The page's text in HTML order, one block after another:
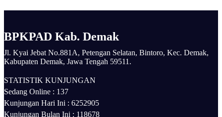
BPKPAD Kab. Demak
Jl. Kyai Jebat No.881A, Petengan Selatan, Bintoro, Kec. Demak,
Kabupaten Demak, Jawa Tengah 59511.
STATISTIK KUNJUNGAN
Sedang Online : 137
Kunjungan Hari Ini : 6252905
Kunjungan Bulan Ini : 118678